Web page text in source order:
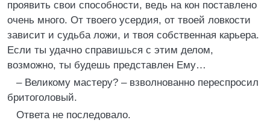
проявить свои способности, ведь на кон поставлено
очень много. От твоего усердия, от твоей ловкости
зависит и судьба ложи, и твоя собственная карьера.
Если ты удачно справишься с этим делом,
возможно, ты будешь представлен Ему…
– Великому мастеру? – взволнованно переспросил
бритоголовый.
Ответа не последовало.